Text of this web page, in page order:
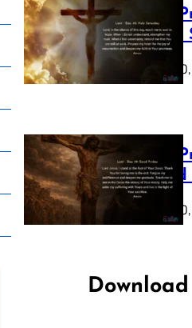
Lenten
40: Holy
February
Lenten
39:
February